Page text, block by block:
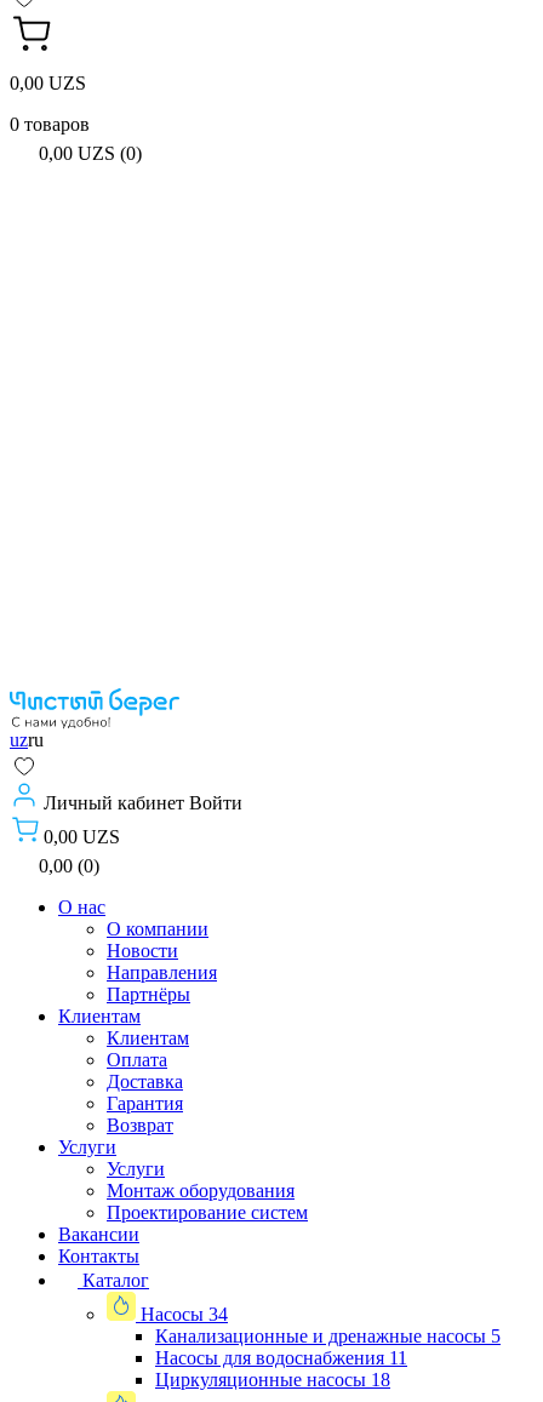
0,00 UZS
0 товаров
0,00 UZS (0)
uzru
Личный кабинет Войти
0,00 UZS
0,00 (0)
О нас
О компании
Новости
Направления
Партнёры
Клиентам
Клиентам
Оплата
Доставка
Гарантия
Возврат
Услуги
Услуги
Монтаж оборудования
Проектирование систем
Вакансии
Контакты
Каталог
Насосы 34
Канализационные и дренажные насосы 5
Насосы для водоснабжения 11
Циркуляционные насосы 18